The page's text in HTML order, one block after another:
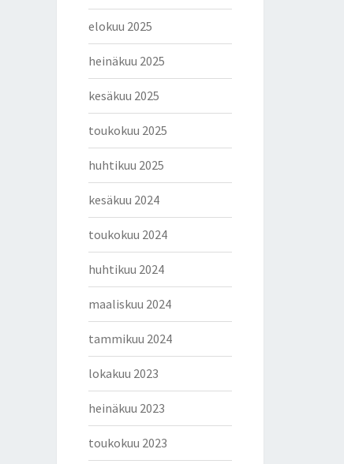
elokuu 2025
heinäkuu 2025
kesäkuu 2025
toukokuu 2025
huhtikuu 2025
kesäkuu 2024
toukokuu 2024
huhtikuu 2024
maaliskuu 2024
tammikuu 2024
lokakuu 2023
heinäkuu 2023
toukokuu 2023